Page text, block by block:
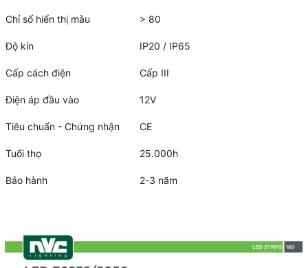
Chỉ số hiển thị màu > 80
Độ kín IP20 / IP65
Cấp cách điện Cấp III
Điện áp đầu vào 12V
Tiêu chuẩn - Chứng nhận CE
Tuổi thọ 25.000h
Bảo hành 2-3 năm